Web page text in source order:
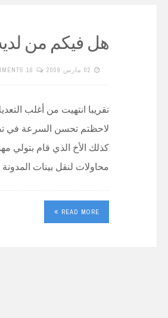
هل فيكم من
02 مارس 2009 16 COMMENTS
تقريبا انتهيت من أغلب
لاحظتم تحسن السرعة في
كذلك الأخ الذي قام بتولي
محاولات لنقل بينات
READ MORE